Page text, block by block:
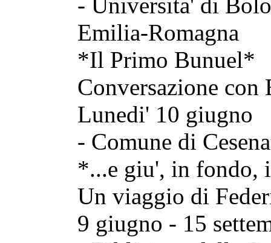
- Universita' di
Emilia-Romagna
*Il Primo Bunuel*
Conversazione con
Lunedi' 10 giugno
- Comune di
*...e giu', in fondo,
Un viaggio di
9 giugno - 15